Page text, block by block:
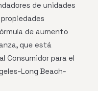
de unidades
de aumento
que está
Consumidor para el
Long Beach-